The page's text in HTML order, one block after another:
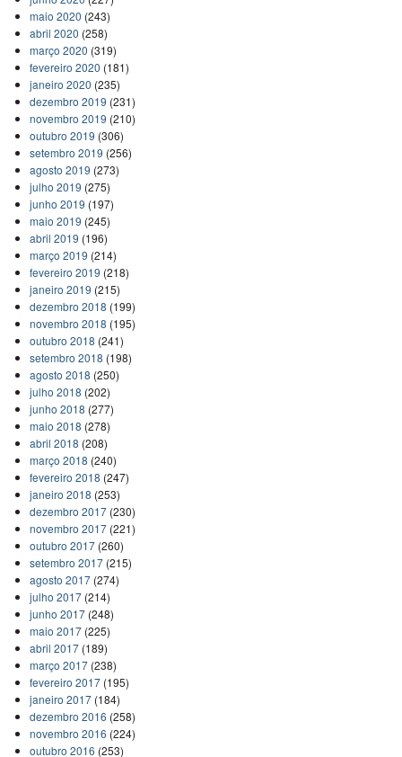
maio 2020 (243)
abril 2020 (258)
março 2020 (319)
fevereiro 2020 (181)
janeiro 2020 (235)
dezembro 2019 (231)
novembro 2019 (210)
outubro 2019 (306)
setembro 2019 (256)
agosto 2019 (273)
julho 2019 (275)
junho 2019 (197)
maio 2019 (245)
abril 2019 (196)
março 2019 (214)
fevereiro 2019 (218)
janeiro 2019 (215)
dezembro 2018 (199)
novembro 2018 (195)
outubro 2018 (241)
setembro 2018 (198)
agosto 2018 (250)
julho 2018 (202)
junho 2018 (277)
maio 2018 (278)
abril 2018 (208)
março 2018 (240)
fevereiro 2018 (247)
janeiro 2018 (253)
dezembro 2017(230)
novembro 2017(221)
outubro 2017(260)
setembro 2017(215)
agosto 2017(274)
julho 2017(214)
junho 2017(248)
maio 2017(225)
abril 2017(189)
março 2017(238)
fevereiro 2017(195)
janeiro 2017(184)
dezembro 2016 (258)
novembro 2016 (224)
outubro 2016 (253)